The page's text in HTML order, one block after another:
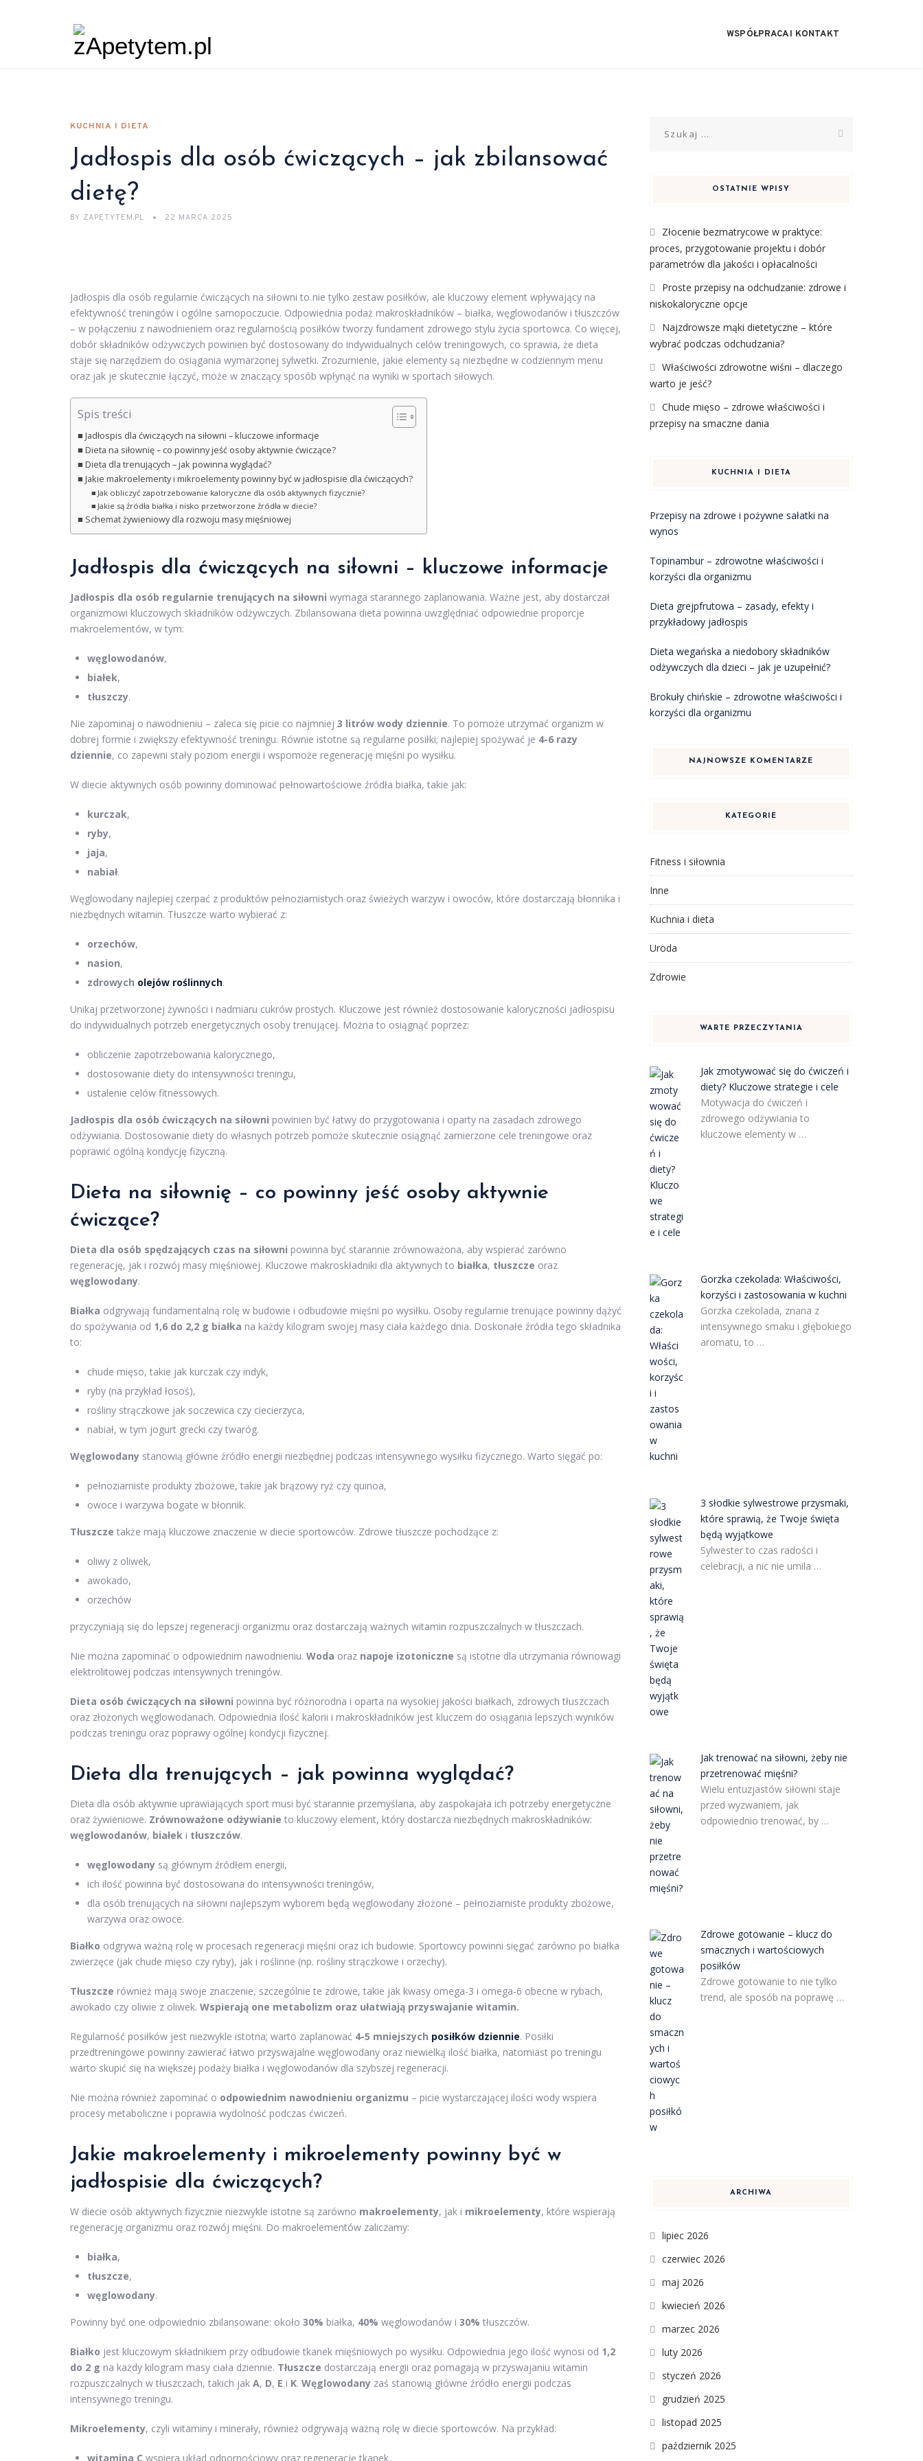
WSPÓŁPRACA I KONTAKT
KUCHNIA I DIETA
Jadłospis dla osób ćwiczących – jak zbilansować
dietę?
BY ZAPETYTEM.PL 22 MARCA 2025
Jadłospis dla osób regularnie ćwiczących na siłowni to nie tylko zestaw posiłków, ale kluczowy element wpływający na
efektywność treningów i ogólne samopoczucie. Odpowiednia podaż makroskładników – białka, węglowodanów i tłuszczów
– w połączeniu z nawodnieniem oraz regularnością posiłków tworzy fundament zdrowego stylu życia sportowca. Co więcej,
dobór składników odżywczych powinien być dostosowany do indywidualnych celów treningowych, co sprawia, że dieta
staje się narzędziem do osiągania wymarzonej sylwetki. Zrozumienie, jakie elementy są niezbędne w codziennym menu
oraz jak je skutecznie łączyć, może w znaczący sposób wpłynąć na wyniki w sportach siłowych.
Spis treści
Jadłospis dla ćwiczących na siłowni – kluczowe informacje
Dieta na siłownię – co powinny jeść osoby aktywnie ćwiczące?
Dieta dla trenujących – jak powinna wyglądać?
Jakie makroelementy i mikroelementy powinny być w jadłospisie dla ćwiczących?
Jak obliczyć zapotrzebowanie kaloryczne dla osób aktywnych fizycznie?
Jakie są źródła białka i nisko przetworzone źródła w diecie?
Schemat żywieniowy dla rozwoju masy mięśniowej
Jadłospis dla ćwiczących na siłowni – kluczowe informacje
Jadłospis dla osób regularnie trenujących na siłowni wymaga starannego zaplanowania. Ważne jest, aby dostarczał
organizmowi kluczowych składników odżywczych. Zbilansowana dieta powinna uwzględniać odpowiednie proporcje
makroelementów, w tym:
węglowodanów,
białek,
tłuszczy.
Nie zapominaj o nawodnieniu – zaleca się picie co najmniej 3 litrów wody dziennie. To pomoże utrzymać organizm w
dobrej formie i zwiększy efektywność treningu. Równie istotne są regularne posiłki; najlepiej spożywać je 4-6 razy
dziennie, co zapewni stały poziom energii i wspomoże regenerację mięśni po wysiłku.
W diecie aktywnych osób powinny dominować pełnowartościowe źródła białka, takie jak:
kurczak,
ryby,
jaja,
nabiał.
Węglowodany najlepiej czerpać z produktów pełnoziarnistych oraz świeżych warzyw i owoców, które dostarczają błonnika i
niezbędnych witamin. Tłuszcze warto wybierać z:
orzechów,
nasion,
zdrowych olejów roślinnych.
Unikaj przetworzonej żywności i nadmiaru cukrów prostych. Kluczowe jest również dostosowanie kaloryczności jadłospisu
do indywidualnych potrzeb energetycznych osoby trenującej. Można to osiągnąć poprzez:
obliczenie zapotrzebowania kalorycznego,
dostosowanie diety do intensywności treningu,
ustalenie celów fitnessowych.
Jadłospis dla osób ćwiczących na siłowni powinien być łatwy do przygotowania i oparty na zasadach zdrowego
odżywiania. Dostosowanie diety do własnych potrzeb pomoże skutecznie osiągnąć zamierzone cele treningowe oraz
poprawić ogólną kondycję fizyczną.
Dieta na siłownię – co powinny jeść osoby aktywnie
ćwiczące?
Dieta dla osób spędzających czas na siłowni powinna być starannie zrównoważona, aby wspierać zarówno
regenerację, jak i rozwój masy mięśniowej. Kluczowe makroskładniki dla aktywnych to białka, tłuszcze oraz
węglowodany.
Białka odgrywają fundamentalną rolę w budowie i odbudowie mięśni po wysiłku. Osoby regularnie trenujące powinny dążyć
do spożywania od 1,6 do 2,2 g białka na każdy kilogram swojej masy ciała każdego dnia. Doskonałe źródła tego składnika
to:
chude mięso, takie jak kurczak czy indyk,
ryby (na przykład łosoś),
rośliny strączkowe jak soczewica czy ciecierzyca,
nabiał, w tym jogurt grecki czy twaróg.
Węglowodany stanowią główne źródło energii niezbędnej podczas intensywnego wysiłku fizycznego. Warto sięgać po:
pełnoziarniste produkty zbożowe, takie jak brązowy ryż czy quinoa,
owoce i warzywa bogate w błonnik.
Tłuszcze także mają kluczowe znaczenie w diecie sportowców. Zdrowe tłuszcze pochodzące z:
oliwy z oliwek,
awokado,
orzechów
przyczyniają się do lepszej regeneracji organizmu oraz dostarczają ważnych witamin rozpuszczalnych w tłuszczach.
Nie można zapominać o odpowiednim nawodnieniu. Woda oraz napoje izotoniczne są istotne dla utrzymania równowagi
elektrolitowej podczas intensywnych treningów.
Dieta osób ćwiczących na siłowni powinna być różnorodna i oparta na wysokiej jakości białkach, zdrowych tłuszczach
oraz złożonych węglowodanach. Odpowiednia ilość kalorii i makroskładników jest kluczem do osiągania lepszych wyników
podczas treningu oraz poprawy ogólnej kondycji fizycznej.
Dieta dla trenujących – jak powinna wyglądać?
Dieta dla osób aktywnie uprawiających sport musi być starannie przemyślana, aby zaspokajała ich potrzeby energetyczne
oraz żywieniowe. Zrównoważone odżywianie to kluczowy element, który dostarcza niezbędnych makroskładników:
węglowodanów, białek i tłuszczów.
węglowodany są głównym źródłem energii,
ich ilość powinna być dostosowana do intensywności treningów,
dla osób trenujących na siłowni najlepszym wyborem będą węglowodany złożone – pełnoziarniste produkty zbożowe,
warzywa oraz owoce.
Białko odgrywa ważną rolę w procesach regeneracji mięśni oraz ich budowie. Sportowcy powinni sięgać zarówno po białka
zwierzęce (jak chude mięso czy ryby), jak i roślinne (np. rośliny strączkowe i orzechy).
Tłuszcze również mają swoje znaczenie, szczególnie te zdrowe, takie jak kwasy omega-3 i omega-6 obecne w rybach,
awokado czy oliwie z oliwek. Wspierają one metabolizm oraz ułatwiają przyswajanie witamin.
Regularność posiłków jest niezwykle istotna; warto zaplanować 4-5 mniejszych posiłków dziennie. Posiłki
przedtreningowe powinny zawierać łatwo przyswajalne węglowodany oraz niewielką ilość białka, natomiast po treningu
warto skupić się na większej podaży białka i węglowodanów dla szybszej regeneracji.
Nie można również zapominać o odpowiednim nawodnieniu organizmu – picie wystarczającej ilości wody wspiera
procesy metaboliczne i poprawia wydolność podczas ćwiczeń.
Jakie makroelementy i mikroelementy powinny być w
jadłospisie dla ćwiczących?
W diecie osób aktywnych fizycznie niezwykle istotne są zarówno makroelementy, jak i mikroelementy, które wspierają
regenerację organizmu oraz rozwój mięśni. Do makroelementów zaliczamy:
białka,
tłuszcze,
węglowodany.
Powinny być one odpowiednio zbilansowane: około 30% białka, 40% węglowodanów i 30% tłuszczów.
Białko jest kluczowym składnikiem przy odbudowie tkanek mięśniowych po wysiłku. Odpowiednia jego ilość wynosi od 1,2
do 2 g na każdy kilogram masy ciała dziennie. Tłuszcze dostarczają energii oraz pomagają w przyswajaniu witamin
rozpuszczalnych w tłuszczach, takich jak A, D, E i K. Węglowodany zaś stanowią główne źródło energii podczas
intensywnego treningu.
Mikroelementy, czyli witaminy i minerały, również odgrywają ważną rolę w diecie sportowców. Na przykład:
witamina C wspiera układ odpornościowy oraz regenerację tkanek,
OSTATNIE WPISY
Złocenie bezmatrycowe w praktyce:
proces, przygotowanie projektu i dobór
parametrów dla jakości i opłacalności
Proste przepisy na odchudzanie: zdrowe i
niskokaloryczne opcje
Najzdrowsze mąki dietetyczne – które
wybrać podczas odchudzania?
Właściwości zdrowotne wiśni – dlaczego
warto je jeść?
Chude mięso – zdrowe właściwości i
przepisy na smaczne dania
KUCHNIA I DIETA
Przepisy na zdrowe i pożywne sałatki na
wynos
Topinambur – zdrowotne właściwości i
korzyści dla organizmu
Dieta grejpfrutowa – zasady, efekty i
przykładowy jadłospis
Dieta wegańska a niedobory składników
odżywczych dla dzieci – jak je uzupełnić?
Brokuły chińskie – zdrowotne właściwości i
korzyści dla organizmu
NAJNOWSZE KOMENTARZE
KATEGORIE
Fitness i siłownia
Inne
Kuchnia i dieta
Uroda
Zdrowie
WARTE PRZECZYTANIA
Jak zmotywować się do ćwiczeń i
diety? Kluczowe strategie i cele
Motywacja do ćwiczeń i
zdrowego odżywiania to
kluczowe elementy w …
Gorzka czekolada: Właściwości,
korzyści i zastosowania w kuchni
Gorzka czekolada, znana z
intensywnego smaku i głębokiego
aromatu, to …
3 słodkie sylwestrowe przysmaki,
które sprawią, że Twoje święta
będą wyjątkowe
Sylwester to czas radości i
celebracji, a nic nie umila …
Jak trenować na siłowni, żeby nie
przetrenować mięśni?
Wielu entuzjastów siłowni staje
przed wyzwaniem, jak
odpowiednio trenować, by …
Zdrowe gotowanie – klucz do
smacznych i wartościowych
posiłków
Zdrowe gotowanie to nie tylko
trend, ale sposób na poprawę …
ARCHIWA
lipiec 2026
czerwiec 2026
maj 2026
kwiecień 2026
marzec 2026
luty 2026
styczeń 2026
grudzień 2025
listopad 2025
październik 2025